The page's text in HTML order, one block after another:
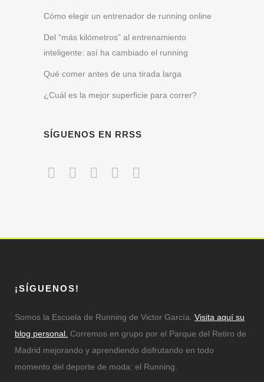
Cómo elegir un entrenador de running online
Del “más kilómetros” al entrenamiento
inteligente: así ha cambiado el running
Qué comer antes de una tirada larga
¿Cuál es la mejor superficie para correr?
SÍGUENOS EN RRSS
¡SÍGUENOS!
Somos la Escuela de Running de Victor García. Visita aquí su
blog personal. Corremos en grupo por el Parque del Retiro de
Madrid mejorando y aprendiendo disfrutando en todo
momento del deporte de moda: el Running.